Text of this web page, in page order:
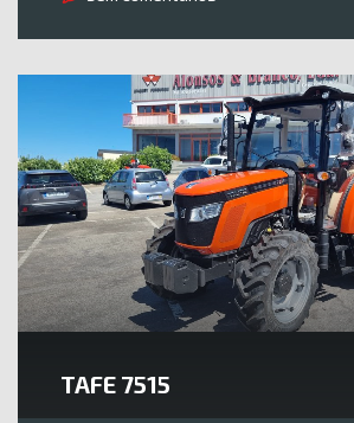
TAFE 7515